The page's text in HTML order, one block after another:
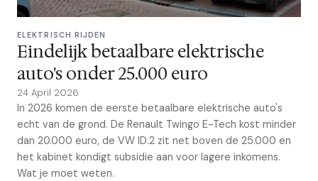
ELEKTRISCH RIJDEN
Eindelijk betaalbare elektrische
auto's onder 25.000 euro
24 April 2026
In 2026 komen de eerste betaalbare elektrische auto's
echt van de grond. De Renault Twingo E-Tech kost minder
dan 20.000 euro, de VW ID.2 zit net boven de 25.000 en
het kabinet kondigt subsidie aan voor lagere inkomens.
Wat je moet weten.